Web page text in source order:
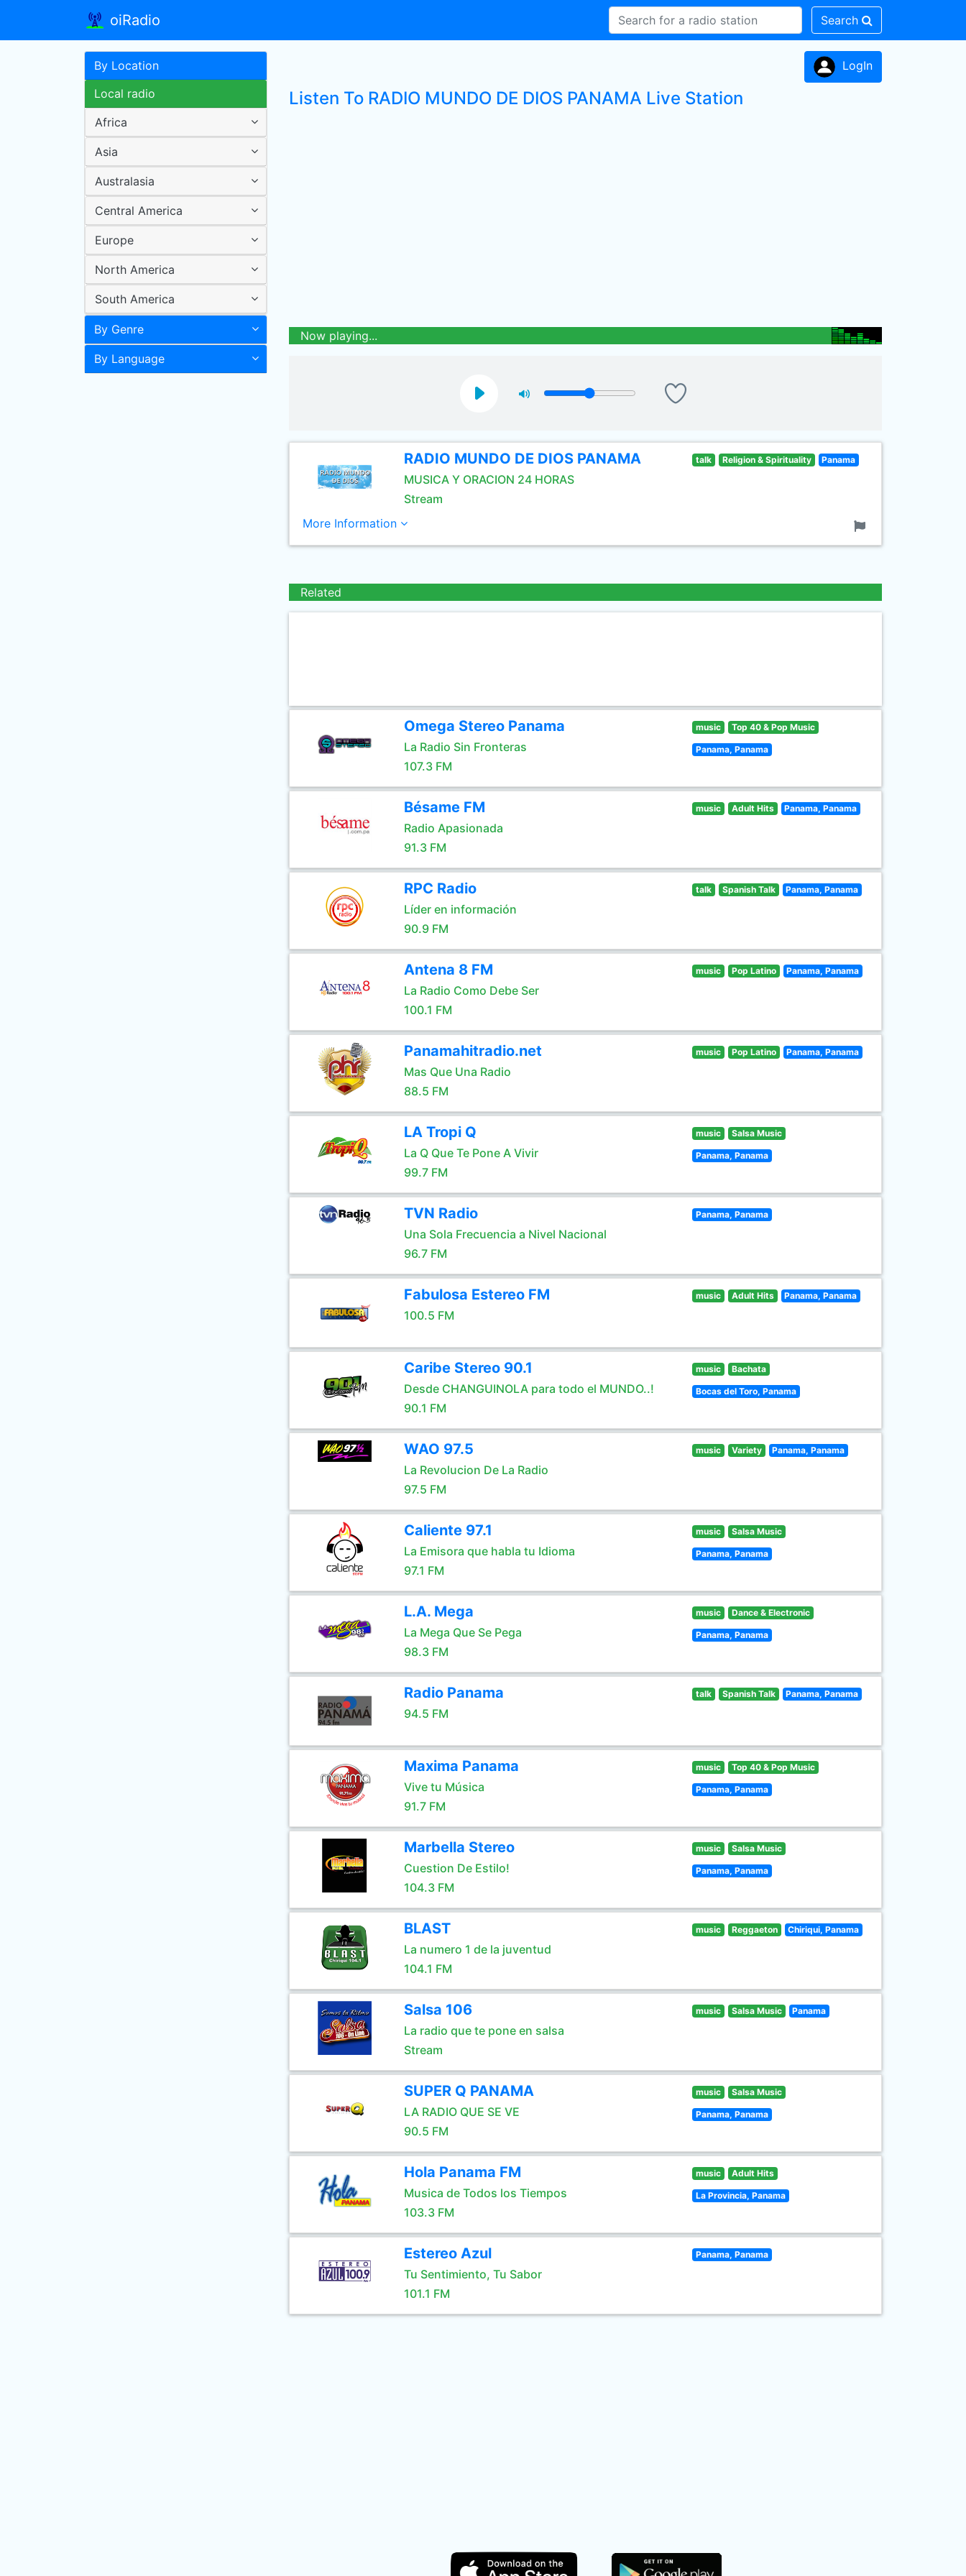
oiRadio Search
By Location
Local radio
Africa
Asia
Australasia
Central America
Europe
North America
South America
By Genre
By Language
LogIn
Listen To RADIO MUNDO DE DIOS PANAMA Live Station
Now playing...
RADIO MUNDO DE DIOS PANAMA
MUSICA Y ORACION 24 HORAS
Stream
talk Religion & Spirituality Panama
More Information
Related
Omega Stereo Panama
La Radio Sin Fronteras
107.3 FM
music Top 40 & Pop Music
Panama, Panama
Bésame FM
Radio Apasionada
91.3 FM
music Adult Hits Panama, Panama
RPC Radio
Líder en información
90.9 FM
talk Spanish Talk Panama, Panama
Antena 8 FM
La Radio Como Debe Ser
100.1 FM
music Pop Latino Panama, Panama
Panamahitradio.net
Mas Que Una Radio
88.5 FM
music Pop Latino Panama, Panama
LA Tropi Q
La Q Que Te Pone A Vivir
99.7 FM
music Salsa Music
Panama, Panama
TVN Radio
Una Sola Frecuencia a Nivel Nacional
96.7 FM
Panama, Panama
Fabulosa Estereo FM
100.5 FM
music Adult Hits Panama, Panama
Caribe Stereo 90.1
Desde CHANGUINOLA para todo el MUNDO..!
90.1 FM
music Bachata
Bocas del Toro, Panama
WAO 97.5
La Revolucion De La Radio
97.5 FM
music Variety Panama, Panama
Caliente 97.1
La Emisora que habla tu Idioma
97.1 FM
music Salsa Music
Panama, Panama
L.A. Mega
La Mega Que Se Pega
98.3 FM
music Dance & Electronic
Panama, Panama
Radio Panama
94.5 FM
talk Spanish Talk Panama, Panama
Maxima Panama
Vive tu Música
91.7 FM
music Top 40 & Pop Music
Panama, Panama
Marbella Stereo
Cuestion De Estilo!
104.3 FM
music Salsa Music
Panama, Panama
BLAST
La numero 1 de la juventud
104.1 FM
music Reggaeton Chiriqui, Panama
Salsa 106
La radio que te pone en salsa
Stream
music Salsa Music Panama
SUPER Q PANAMA
LA RADIO QUE SE VE
90.5 FM
music Salsa Music
Panama, Panama
Hola Panama FM
Musica de Todos los Tiempos
103.3 FM
music Adult Hits
La Provincia, Panama
Estereo Azul
Tu Sentimiento, Tu Sabor
101.1 FM
Panama, Panama